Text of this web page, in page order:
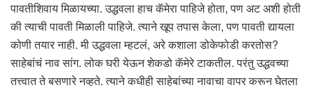
पावतीशिवाय मिळायच्या. उद्धवला हाच कॅमेरा पाहिजे होता, पण अट अशी होती
की त्याची पावती मिळाली पाहिजे. त्याने खूप तपास केला, पण पावती द्यायला
कोणी तयार नाही. मी उद्धवला म्हटलं, अरे कशाला डोकेफोडी करतोस?
साहेबांचं नाव सांग. लोक घरी येऊन शेकडो कॅमेरे टाकतील. परंतु उद्धवच्या
तत्त्वात ते बसणारे नव्हते. त्याने कधीही साहेबांच्या नावाचा वापर करून घेतला